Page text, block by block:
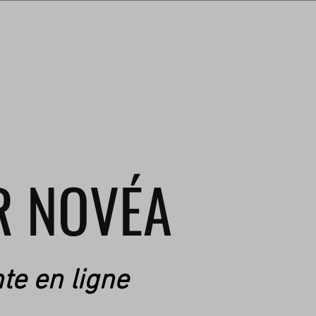
NOVÉA
en ligne